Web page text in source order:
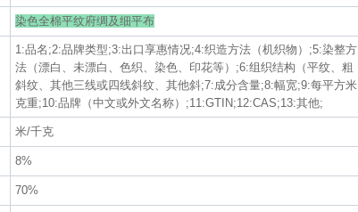
染色全棉平纹府绸及细平布
1:品名;2:品牌类型;3:出口享惠情况;4:织造方法（机织物）;5:染整方
法（漂白、未漂白、色织、染色、印花等）;6:组织结构（平纹、粗
斜纹、其他三线或四线斜纹、其他斜;7:成分含量;8:幅宽;9:每平方米
克重;10:品牌（中文或外文名称）;11:GTIN;12:CAS;13:其他;
米/千克
8%
70%